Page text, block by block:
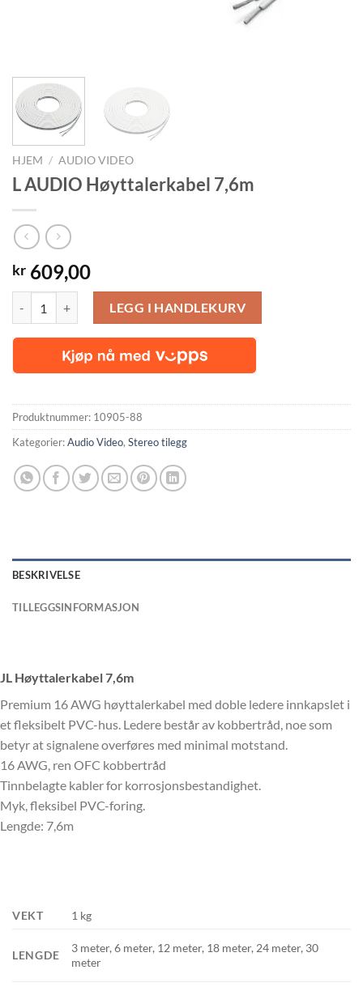
HJEM / AUDIO VIDEO
L AUDIO Høyttalerkabel 7,6m
kr 609,00
LEGG I HANDLEKURV
Produktnummer: 10905-88
Kategorier:Audio Video, Stereo tilegg
BESKRIVELSE
TILLEGGSINFORMASJON
JL Høyttalerkabel 7,6m
Premium 16 AWG høyttalerkabel med doble ledere innkapslet i
et fleksibelt PVC-hus. Ledere består av kobbertråd, noe som
betyr at signalene overføres med minimal motstand.
16 AWG, ren OFC kobbertråd
Tinnbelagte kabler for korrosjonsbestandighet.
Myk, fleksibel PVC-foring.
Lengde: 7,6m
VEKT 1 kg
LENGDE
3 meter, 6 meter, 12 meter, 18 meter, 24 meter, 30
meter